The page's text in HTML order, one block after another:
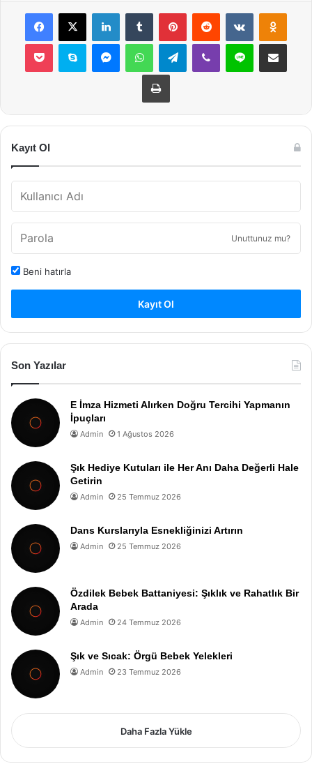
Facebook
X LinkedInTumblr PinterestReddit VKontakte
Pocket Skype MessengerWhatsAppTelegramViber Line E-Posta ile
Yazdır
Kayıt Ol
Unuttunuz mu?
Beni hatırla
Kayıt Ol
Son Yazılar
E İmza Hizmeti Alırken Doğru Tercihi Yapmanın
İpuçları
Admin 1 Ağustos 2026
Şık Hediye Kutuları ile Her Anı Daha Değerli Hale
Getirin
Admin 25 Temmuz 2026
Dans Kurslarıyla Esnekliğinizi Artırın
Admin 25 Temmuz 2026
Özdilek Bebek Battaniyesi: Şıklık ve Rahatlık Bir
Arada
Admin 24 Temmuz 2026
Şık ve Sıcak: Örgü Bebek Yelekleri
Admin 23 Temmuz 2026
Daha Fazla Yükle